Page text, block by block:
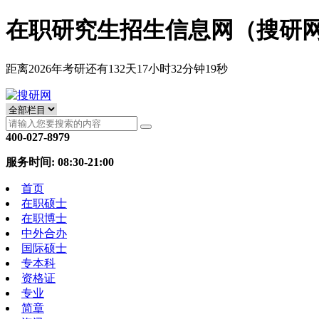
在职研究生招生信息网（搜研
距离2026年考研还有132天17小时32分钟19秒
400-027-8979
服务时间: 08:30-21:00
首页
在职硕士
在职博士
中外合办
国际硕士
专本科
资格证
专业
简章